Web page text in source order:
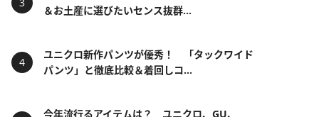
＆お土産に選びたいセンス抜群...
ユニクロ新作パンツが優秀！ 「タックワイド
パンツ」と徹底比較＆着回しコ...
今年流行るアイテムは？ ユニクロ、GU、